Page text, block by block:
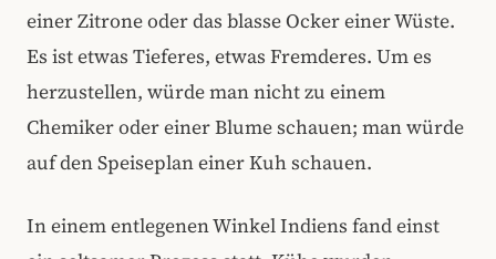
einer Zitrone oder das blasse Ocker einer Wüste.
Es ist etwas Tieferes, etwas Fremderes. Um es
herzustellen, würde man nicht zu einem
Chemiker oder einer Blume schauen; man würde
auf den Speiseplan einer Kuh schauen.
In einem entlegenen Winkel Indiens fand einst